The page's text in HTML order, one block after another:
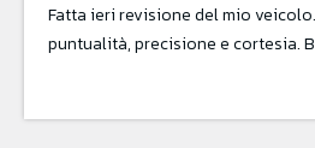
Revisione auto. Sempre veloci,
Consigliati da un amico, confermo